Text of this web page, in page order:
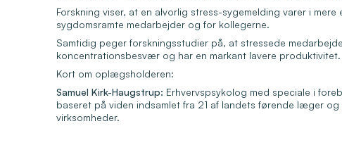
Forskning viser, at en alvorlig stress-sygemelding varer i
sygdomsramte medarbejder og for kollegerne.
Samtidig peger forskningsstudier på, at stressede
koncentrationsbesvær og har en markant lavere produktivitet.
Kort om oplægsholderen:
Samuel Kirk-Haugstrup: Erhvervspsykolog med speciale i
baseret på viden indsamlet fra 21 af landets førende læger
virksomheder.